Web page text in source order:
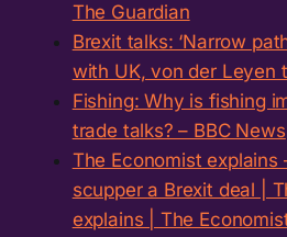
The Guardian
Brexit talks: ‘Narrow
with UK, von der Leyen
Fishing: Why is fishing
trade talks? – BBC News
The Economist explains
scupper a Brexit deal |
explains | The